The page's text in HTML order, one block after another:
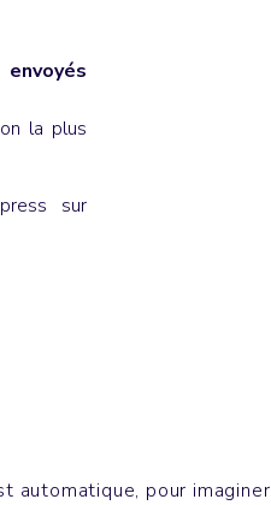
la plus
sur
pour